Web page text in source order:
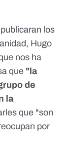
los
Hugo
nos ha
que "la
de
la
que "son
por